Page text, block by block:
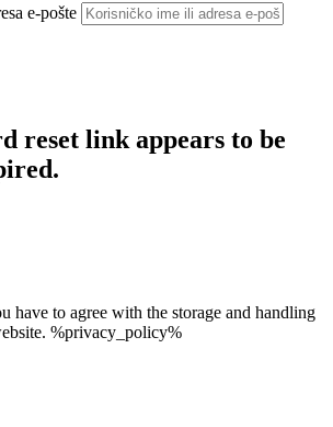
e-pošte
reset link appears to be
have to agree with the storage and handling
%privacy_policy%